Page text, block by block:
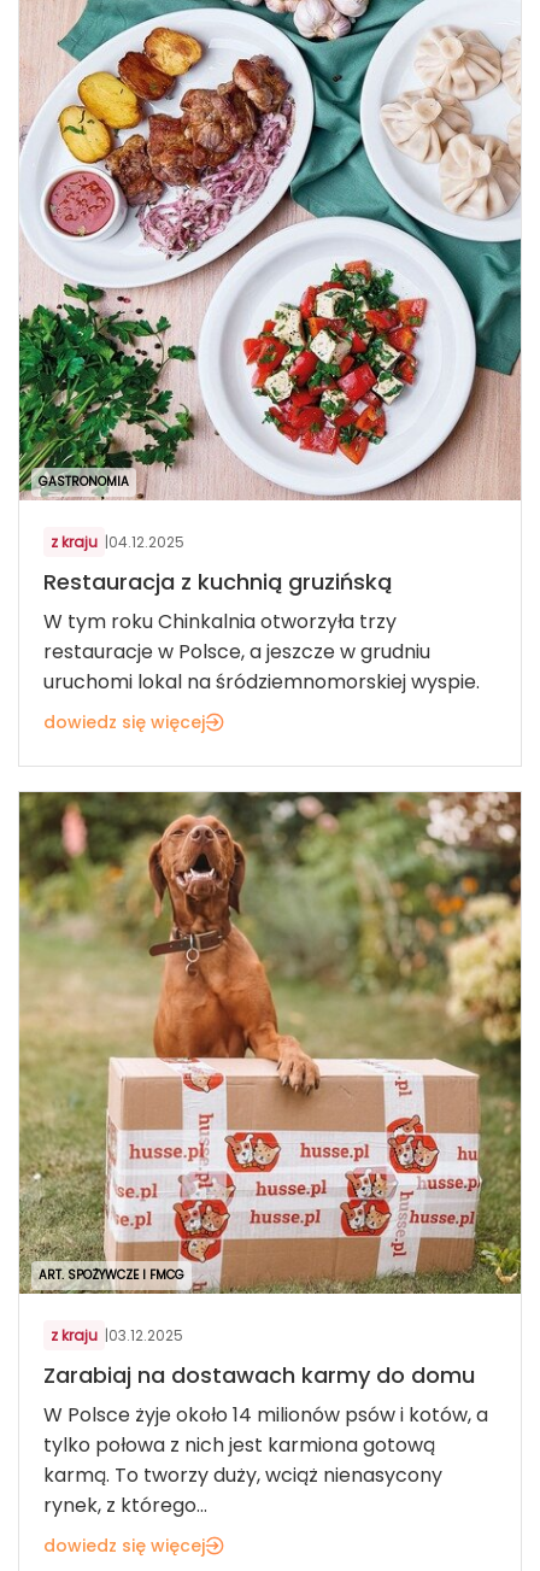
GASTRONOMIA
z kraju |04.12.2025
Restauracja z kuchnią gruzińską
W tym roku Chinkalnia otworzyła trzy
restauracje w Polsce, a jeszcze w grudniu
uruchomi lokal na śródziemnomorskiej wyspie.
dowiedz się więcej
ART. SPOŻYWCZE I FMCG
z kraju |03.12.2025
Zarabiaj na dostawach karmy do domu
W Polsce żyje około 14 milionów psów i kotów, a
tylko połowa z nich jest karmiona gotową
karmą. To tworzy duży, wciąż nienasycony
rynek, z którego...
dowiedz się więcej